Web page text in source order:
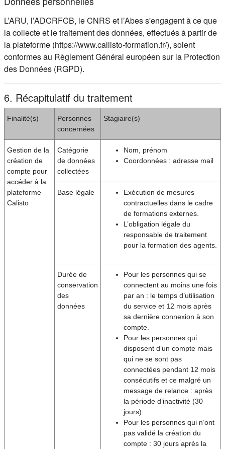
L’ARU, l’ADCRFCB, le CNRS et l’Abes s'engagent à ce que
la collecte et le traitement des données, effectués à partir de
la plateforme (https://www.callisto-formation.fr/), soient
conformes au Règlement Général européen sur la Protection
des Données (RGPD).
6. Récapitulatif du traitement
Finalité(s)
Personnes
concernées
Stagiaire(s)
Gestion de la
création de
compte pour
accéder à la
plateforme
Calisto
Catégorie
de données
collectées
Nom, prénom
Coordonnées : adresse mail
Base légale
Exécution de mesures
contractuelles dans le cadre
de formations externes.
L’obligation légale du
responsable de traitement
pour la formation des agents.
Durée de
conservation
des
données
Pour les personnes qui se
connectent au moins une fois
par an : le temps d’utilisation
du service et 12 mois après
sa dernière connexion à son
compte.
Pour les personnes qui
disposent d’un compte mais
qui ne se sont pas
connectées pendant 12 mois
consécutifs et ce malgré un
message de relance : après
la période d’inactivité (30
jours).
Pour les personnes qui n’ont
pas validé la création du
compte : 30 jours après la